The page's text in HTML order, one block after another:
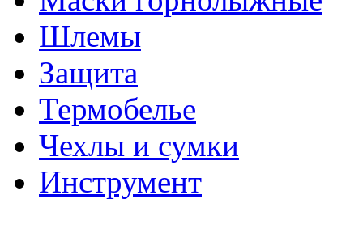
Шлемы
Защита
Термобелье
Чехлы и сумки
Инструмент